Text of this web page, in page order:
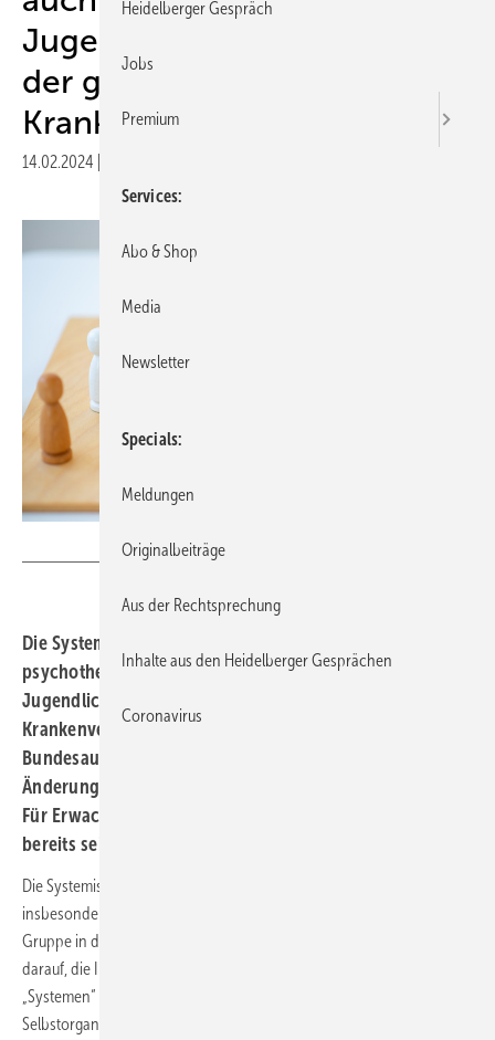
Jugendlichen eine Leistung
der gesetzlichen
Krankenversicherung
14.02.2024
Die Systemische Therapie steht künftig auch für die
psychotherapeutische Behandlung von Kindern und
Jugendlichen als Leistung der gesetzlichen
Krankenversicherung zur Verfügung. Der Gemeinsame
Bundesausschuss (G-BA) hat heute die entsprechende
Änderung der Psychotherapie-Richtlinie beschlossen.
Für Erwachsene ist das Verfahren Systemische Therapie
bereits seit dem Jahr 2020 eine Kassenleistung.
Die Systemische Therapie ist ein Psychotherapieverfahren, das
insbesondere die sozialen Beziehungen innerhalb einer Familie oder
Gruppe in den Blick nimmt. Die Therapie fokussiert dementsprechend
darauf, die Interaktionen zwischen Mitgliedern von solchen
„Systemen“ zu verändern beziehungsweise ihnen eine funktionalere
Selbstorganisation der Patientin oder des Patienten
Heidelberger Gespräch
Jobs
Premium
Services
Abo & Shop
Media
Newsletter
Specials
Meldungen
Originalbeiträge
Aus der Rechtsprechung
Inhalte aus den Heidelberger Gesprächen
Coronavirus